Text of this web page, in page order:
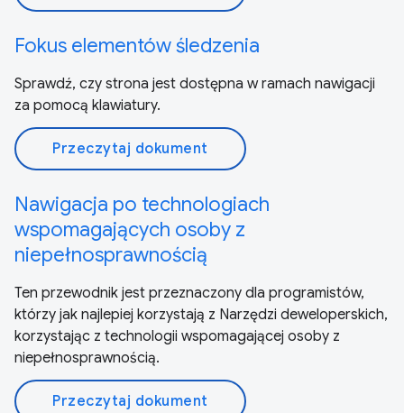
Fokus elementów śledzenia
Sprawdź, czy strona jest dostępna w ramach nawigacji
za pomocą klawiatury.
Przeczytaj dokument
Nawigacja po technologiach
wspomagających osoby z
niepełnosprawnością
Ten przewodnik jest przeznaczony dla programistów,
którzy jak najlepiej korzystają z Narzędzi deweloperskich,
korzystając z technologii wspomagającej osoby z
niepełnosprawnością.
Przeczytaj dokument